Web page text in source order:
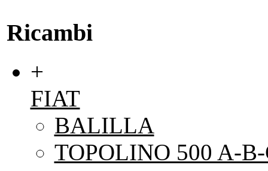
Ricambi
+
FIAT
BALILLA
TOPOLINO 500 A-